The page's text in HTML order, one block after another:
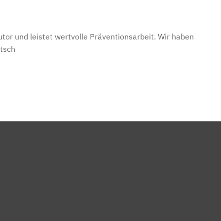
und leistet wertvolle Präventionsarbeit. Wir haben